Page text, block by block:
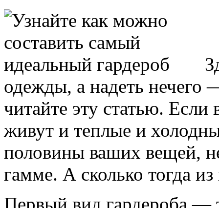
одежды, а надеть нечего
читайте эту статью.
живут и теплые и
половины ваших вещей,
гамме. А сколько тогда